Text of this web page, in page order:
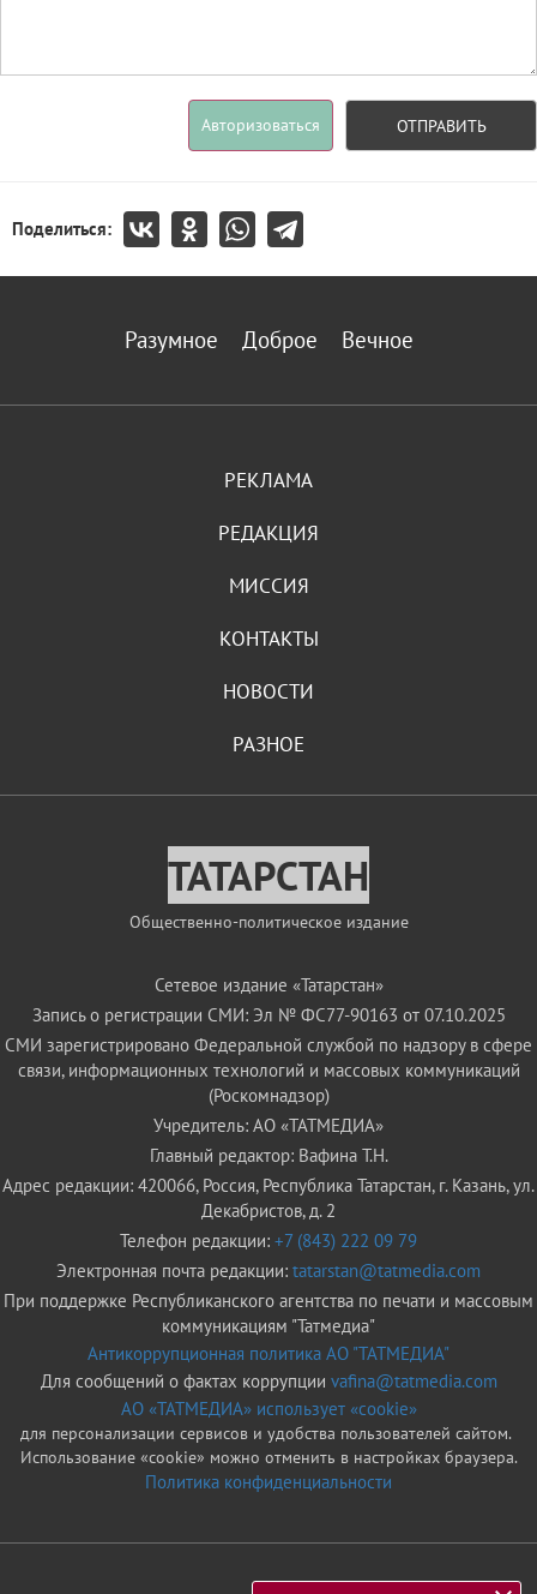
Авторизоваться ОТПРАВИТЬ
Поделиться:
Разумное Доброе Вечное
РЕКЛАМА
РЕДАКЦИЯ
МИССИЯ
КОНТАКТЫ
НОВОСТИ
РАЗНОЕ
ТАТАРСТАН
Общественно-политическое издание
Сетевое издание «Татарстан»
Запись о регистрации СМИ: Эл № ФС77-90163 от 07.10.2025
СМИ зарегистрировано Федеральной службой по надзору в сфере
связи, информационных технологий и массовых коммуникаций
(Роскомнадзор)
Учредитель: АО «ТАТМЕДИА»
Главный редактор: Вафина Т.Н.
Адрес редакции: 420066, Россия, Республика Татарстан, г. Казань, ул.
Декабристов, д. 2
Телефон редакции: +7 (843) 222 09 79
Электронная почта редакции: tatarstan@tatmedia.com
При поддержке Республиканского агентства по печати и массовым
коммуникациям "Татмедиа"
Антикоррупционная политика АО "ТАТМЕДИА"
Для сообщений о фактах коррупции vafina@tatmedia.com
АО «ТАТМЕДИА» использует «cookie»
для персонализации сервисов и удобства пользователей сайтом.
Использование «cookie» можно отменить в настройках браузера.
Политика конфиденциальности